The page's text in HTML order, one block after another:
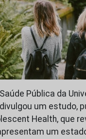
Pública da
um estudo,
Health, que
um